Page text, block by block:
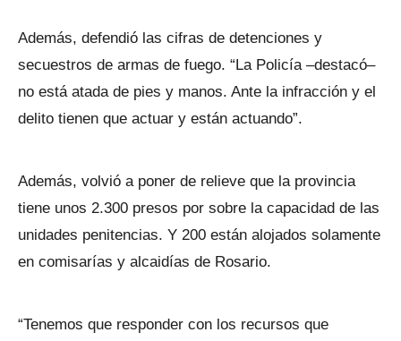
Además, defendió las cifras de detenciones y
secuestros de armas de fuego. “La Policía –destacó–
no está atada de pies y manos. Ante la infracción y el
delito tienen que actuar y están actuando”.
Además, volvió a poner de relieve que la provincia
tiene unos 2.300 presos por sobre la capacidad de las
unidades penitencias. Y 200 están alojados solamente
en comisarías y alcaidías de Rosario.
“Tenemos que responder con los recursos que